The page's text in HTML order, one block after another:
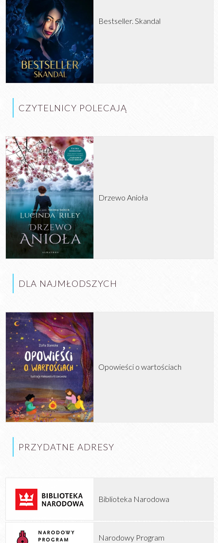
Bestseller. Skandal
CZYTELNICY POLECAJĄ
Drzewo Anioła
DLA NAJMŁODSZYCH
Opowieści o wartościach
PRZYDATNE ADRESY
Biblioteka Narodowa
Narodowy Program